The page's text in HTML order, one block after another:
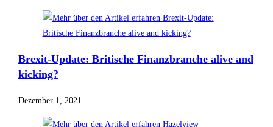
Brexit-Update: Britische Finanzbranche alive and
kicking?
Dezember 1, 2021